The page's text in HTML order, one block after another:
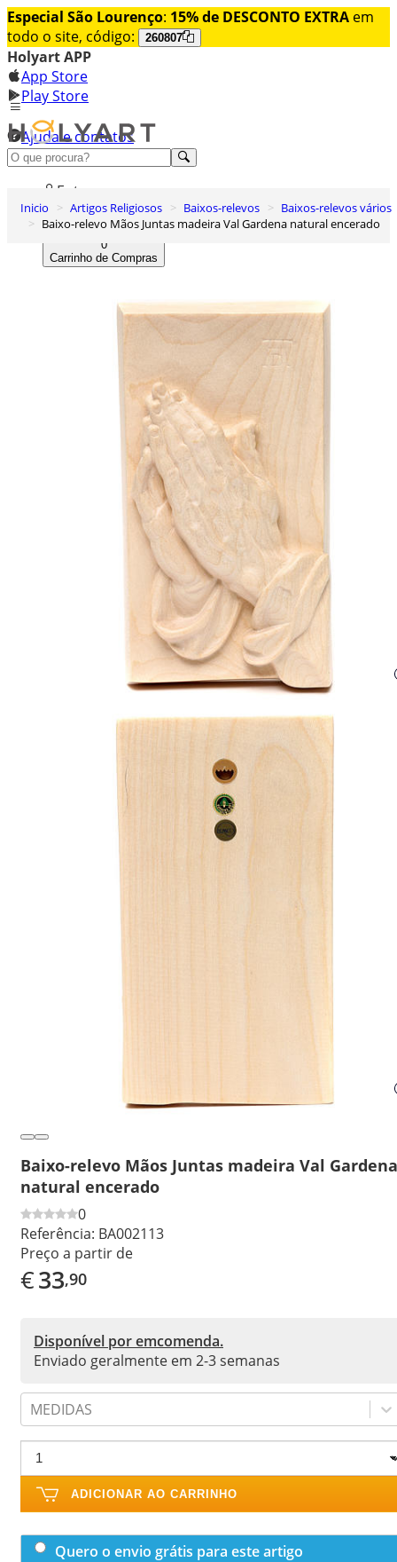
Especial São Lourenço: 15% de DESCONTO EXTRA em
todo o site, código:
260807
Holyart APP
App Store
Play Store
Ajuda e contatos
Conheça premium
Entrar
Lista de Desejos
0
Carrinho de Compras
Inicio Artigos Religiosos Baixos-relevos
Baixos-relevos vários
Baixo-relevo Mãos Juntas madeira Val Gardena natural encerado
Baixo-relevo Mãos Juntas madeira Val Gardena
natural encerado
0
Referência: BA002113
Preço a partir de
€33,90
Disponível por emcomenda.
Enviado geralmente em 2-3 semanas
MEDIDAS
ADICIONAR AO CARRINHO
Quero o envio grátis para este artigo